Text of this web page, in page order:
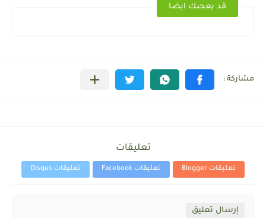
قد يعجبك ايضا
تعليقات
تعليقات Blogger تعليقات Facebook تعليقات Disqus
إرسال تعليق